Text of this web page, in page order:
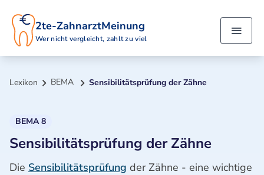
2te-ZahnarztMeinung
Wer nicht vergleicht, zahlt zu viel
Lexikon BEMA Sensibilitätsprüfung der Zähne
BEMA 8
Sensibilitätsprüfung der Zähne
Die Sensibilitätsprüfung der Zähne - eine wichtige